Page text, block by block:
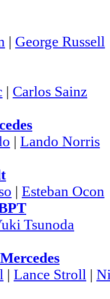
| George Russell
| Carlos Sainz
| Lando Norris
| Esteban Ocon
Tsunoda
| Lance Stroll |